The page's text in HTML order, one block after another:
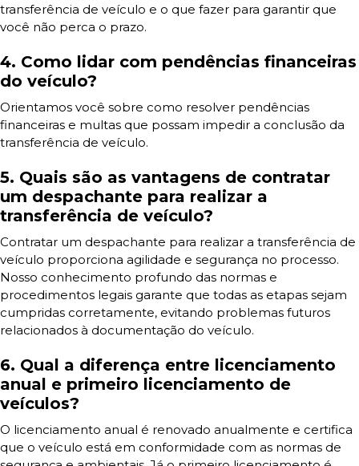
transferência de veículo e o que fazer para garantir que
você não perca o prazo.
4. Como lidar com pendências financeiras
do veículo?
Orientamos você sobre como resolver pendências
financeiras e multas que possam impedir a conclusão da
transferência de veículo.
5. Quais são as vantagens de contratar
um despachante para realizar a
transferência de veículo?
Contratar um despachante para realizar a transferência de
veículo proporciona agilidade e segurança no processo.
Nosso conhecimento profundo das normas e
procedimentos legais garante que todas as etapas sejam
cumpridas corretamente, evitando problemas futuros
relacionados à documentação do veículo.
6. Qual a diferença entre licenciamento
anual e primeiro licenciamento de
veículos?
O licenciamento anual é renovado anualmente e certifica
que o veículo está em conformidade com as normas de